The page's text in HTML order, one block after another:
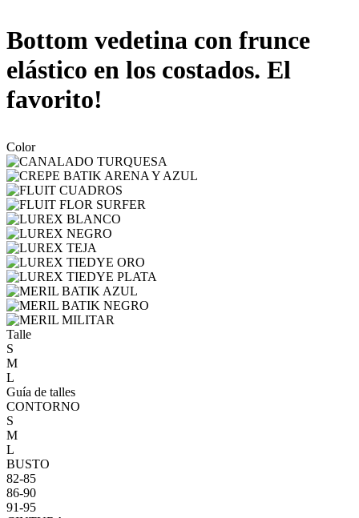
Bottom vedetina con frunce
elástico en los costados. El
favorito!
Color
Talle
S
M
L
Guía de talles
CONTORNO
S
M
L
BUSTO
82-85
86-90
91-95